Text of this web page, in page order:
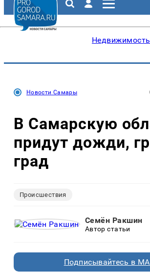
Недвижимость
Новости Самары
В Самарскую
придут дожди,
град
Происшествия
Семён Ракшин
Автор статьи
Подписывайтесь в